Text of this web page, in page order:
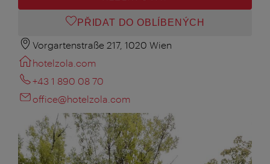
PŘIDAT DO OBLÍBENÝCH
Vorgartenstraße 217, 1020 Wien
hotelzola.com
+43 1 890 08 70
office@hotelzola.com